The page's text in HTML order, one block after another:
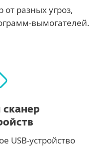
разных угроз,
вымогателей.
USB-устройство